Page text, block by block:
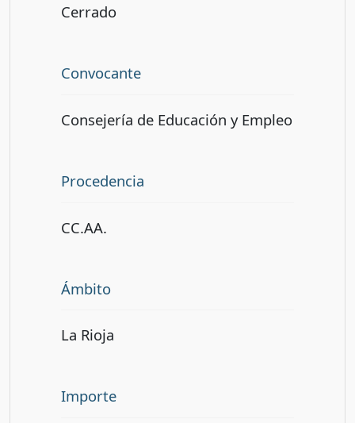
Cerrado
Convocante
Consejería de Educación y Empleo
Procedencia
CC.AA.
Ámbito
La Rioja
Importe